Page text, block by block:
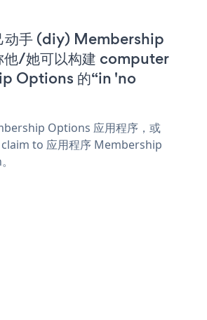
动手 (diy) Membership
/她可以构建 computer
Options 的“in 'no
Options 应用程序，或
to 应用程序 Membership